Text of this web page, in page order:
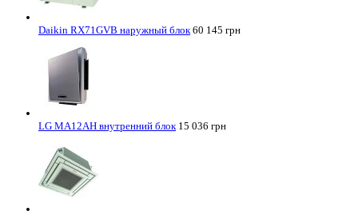
Daikin RX71GVB наружный блок 60 145 грн
LG MA12AH внутренний блок 15 036 грн